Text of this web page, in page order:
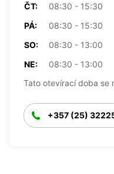
ČT:
08:30 - 15:30
PÁ:
08:30 - 15:30
SO:
08:30 - 13:00
NE:
08:30 - 13:00
Tato otevírací doba se
+357 (25)